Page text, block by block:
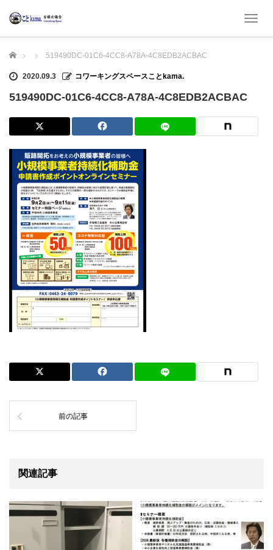
T
v
ホーム 519490DC-01C6-4CC8-A78A-4C8EDB2ACBAC
2020.09.3 コワーキングスペースことkama.
519490DC-01C6-4CC8-A78A-4C8EDB2ACBAC
前の記事
関連記事